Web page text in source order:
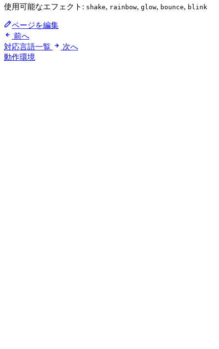
使用可能なエフェクト: shake, rainbow, glow, bounce, blink
ページを編集
前へ
対応言語一覧
次へ
動作環境